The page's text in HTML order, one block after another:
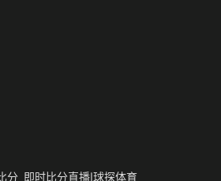
分_即时比分直播|球探体育